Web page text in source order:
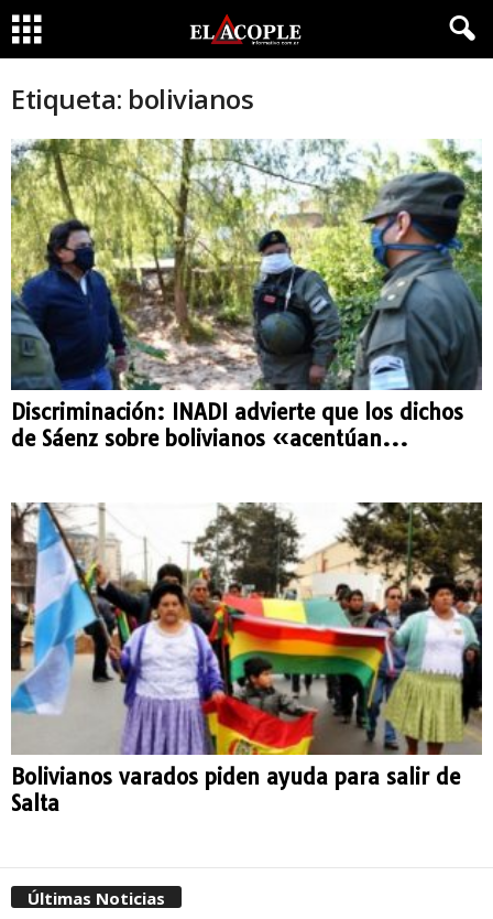
Etiqueta: bolivianos
Discriminación: INADI advierte que los dichos
de Sáenz sobre bolivianos «acentúan...
Bolivianos varados piden ayuda para salir de
Salta
Últimas Noticias